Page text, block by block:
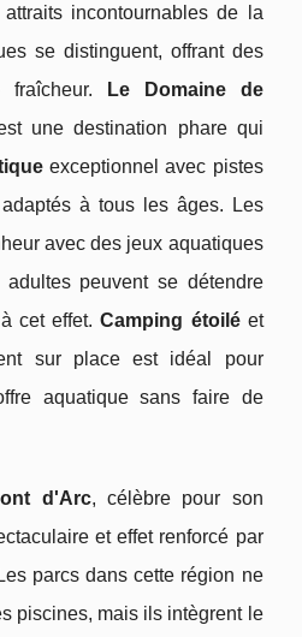
incontournables de la
se distinguent, offrant des
Le Domaine de
une destination phare qui
exceptionnel avec pistes
à tous les âges. Les
avec des jeux aquatiques
peuvent se détendre
cet effet.Camping étoiléet
sur place est idéal pour
aquatique sans faire de
d'Arc, célèbre pour son
et effet renforcé par
parcs dans cette région ne
piscines, mais ils intègrent le